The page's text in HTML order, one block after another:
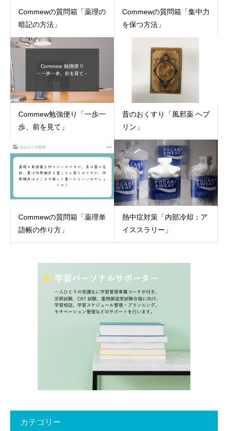
Commewの質問箱「薬理の
暗記の方法」
Commewの質問箱「集中力
を保つ方法」
Commew勉強便り「一歩一
歩、前を見て」
昔のおくすり「風邪薬 ヘブ
リン」
Commewの質問箱「薬理単
語帳の作り方」
熱中症対策「内部冷却；ア
イススラリー」
カテゴリー